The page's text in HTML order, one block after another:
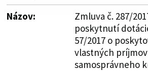
Názov:
Zmluva č. 287/
poskytnutí
57/2017 o
vlastných
samosprávneho